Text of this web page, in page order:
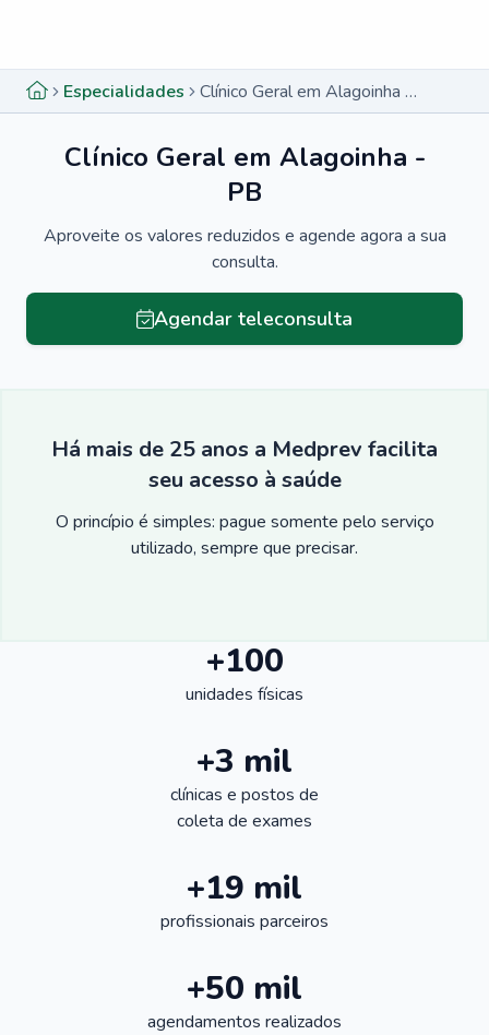
Especialidades Clínico Geral em Alagoinha - PB
Clínico Geral em Alagoinha -
PB
Aproveite os valores reduzidos e agende agora a sua
consulta.
Agendar teleconsulta
Há mais de 25 anos a Medprev facilita
seu acesso à saúde
O princípio é simples: pague somente pelo serviço
utilizado, sempre que precisar.
+100
unidades físicas
+3 mil
clínicas e postos de
coleta de exames
+19 mil
profissionais parceiros
+50 mil
agendamentos realizados